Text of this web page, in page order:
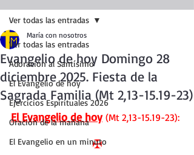
Ver todas las entradas
Adoración al Santísimo
El Evangelio de hoy
Ejercicios Espirituales 2026
Oración de la mañana
El Evangelio en un minuto
Ver todas las entradas
Evangelio de hoy Domingo 28
diciembre 2025. Fiesta de la
Sagrada Familia (Mt 2,13-15.19-23)
María con nosotros
El Evangelio de hoy (Mt 2,13-15.19-23):
✠